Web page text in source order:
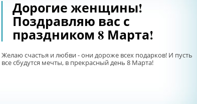
Дорогие женщины!
Поздравляю вас с
праздником 8 Марта!
Желаю счастья и любви - они дороже всех подарков! И пусть
все сбудутся мечты, в прекрасный день 8 Марта!